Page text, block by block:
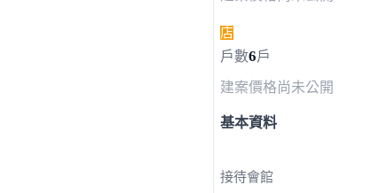
店
戶數6戶
建案價格尚未公開
基本資料
接待會館